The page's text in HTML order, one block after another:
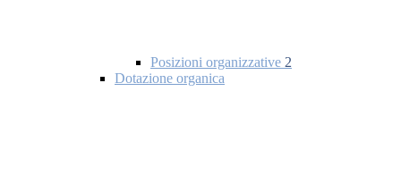
Posizioni organizzative 2
Dotazione organica